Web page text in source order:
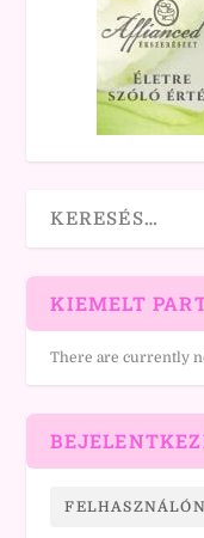
KIEMELT
There are currently